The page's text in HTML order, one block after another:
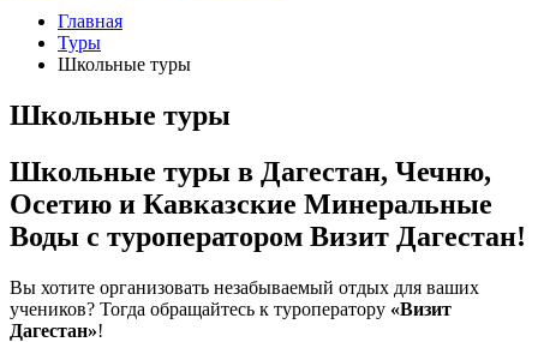
Главная
Туры
Школьные туры
Школьные туры
Школьные туры в Дагестан, Чечню,
Осетию и Кавказские Минеральные
Воды с туроператором Визит Дагестан!
Вы хотите организовать незабываемый отдых для ваших
учеников? Тогда обращайтесь к туроператору «Визит
Дагестан»!